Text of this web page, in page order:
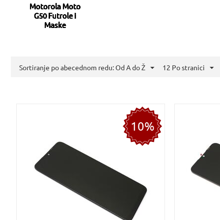
Motorola Moto
G50 Futrole i
Maske
Sortiranje po abecednom redu: Od A do Ž 12 Po stranici
10%